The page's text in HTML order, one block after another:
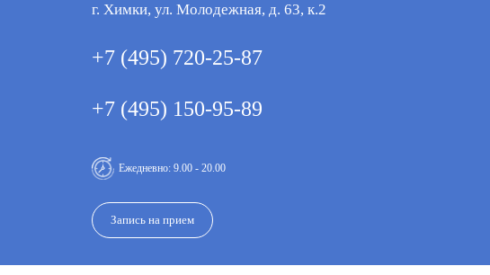
г. Химки, ул. Молодежная, д. 63, к.2
+7 (495) 720-25-87
+7 (495) 150-95-89
Ежедневно: 9.00 - 20.00
Запись на прием